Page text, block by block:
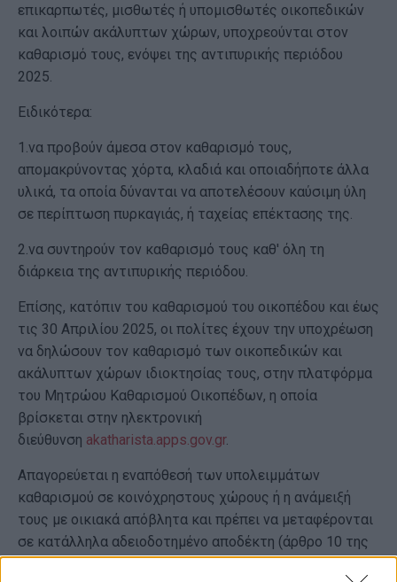
επικαρπωτές, μισθωτές ή υπομισθωτές οικοπεδικών
και λοιπών ακάλυπτων χώρων, υποχρεούνται στον
καθαρισμό τους, ενόψει της αντιπυρικής περιόδου
2025.
Ειδικότερα:
1.να προβούν άμεσα στον καθαρισμό τους,
απομακρύνοντας χόρτα, κλαδιά και οποιαδήποτε άλλα
υλικά, τα οποία δύνανται να αποτελέσουν καύσιμη ύλη
σε περίπτωση πυρκαγιάς, ή ταχείας επέκτασης της.
2.να συντηρούν τον καθαρισμό τους καθ' όλη τη
διάρκεια της αντιπυρικής περιόδου.
Επίσης, κατόπιν του καθαρισμού του οικοπέδου και έως
τις 30 Απριλίου 2025, οι πολίτες έχουν την υποχρέωση
να δηλώσουν τον καθαρισμό των οικοπεδικών και
ακάλυπτων χώρων ιδιοκτησίας τους, στην πλατφόρμα
του Μητρώου Καθαρισμού Οικοπέδων, η οποία
βρίσκεται στην ηλεκτρονική
διεύθυνση akatharista.apps.gov.gr.
Απαγορεύεται η εναπόθεσή των υπολειμμάτων
καθαρισμού σε κοινόχρηστους χώρους ή η ανάμειξή
τους με οικιακά απόβλητα και πρέπει να μεταφέρονται
σε κατάλληλα αδειοδοτημένο αποδέκτη (άρθρο 10 της
ΥΠΕΝ/ΔΔΑ/199776/2429/2021).